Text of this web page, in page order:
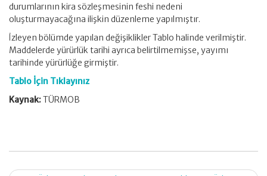
durumlarının kira sözleşmesinin feshi nedeni
oluşturmayacağına ilişkin düzenleme yapılmıştır.
İzleyen bölümde yapılan değişiklikler Tablo halinde verilmiştir.
Maddelerde yürürlük tarihi ayrıca belirtilmemişse, yayımı
tarihinde yürürlüğe girmiştir.
Tablo İçin Tıklayınız
Kaynak:TÜRMOB